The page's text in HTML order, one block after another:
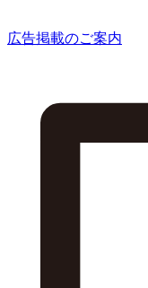
広告掲載のご案内